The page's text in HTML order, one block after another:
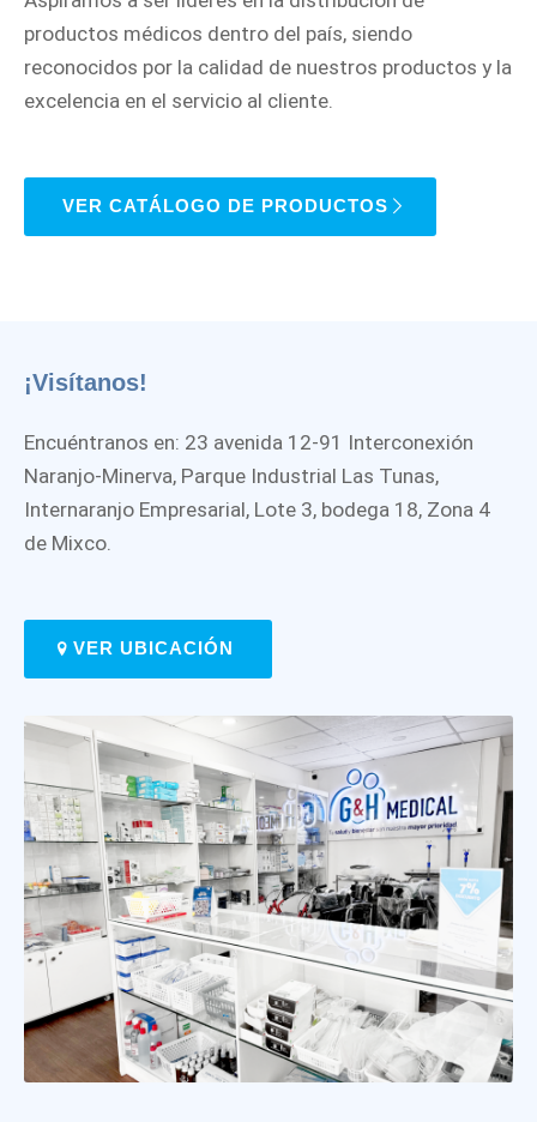
productos médicos dentro del país, siendo
reconocidos por la calidad de nuestros productos y la
excelencia en el servicio al cliente.
VER CATÁLOGO DE PRODUCTOS
¡Visítanos!
Encuéntranos en: 23 avenida 12-91 Interconexión
Naranjo-Minerva, Parque Industrial Las Tunas,
Internaranjo Empresarial, Lote 3, bodega 18, Zona 4
de Mixco.
VER UBICACIÓN